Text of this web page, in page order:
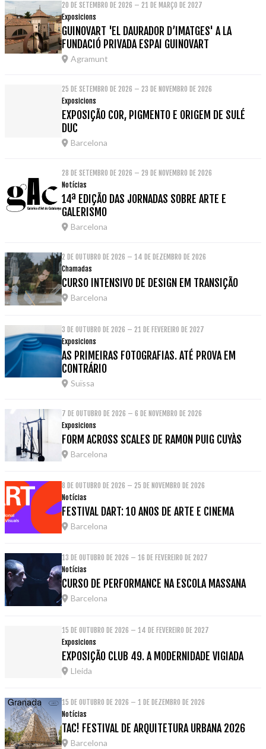
20 DE SETEMBRO DE 2026 – 21 DE MARÇO DE 2027
Exposicions
GUINOVART 'EL DAURADOR D’IMATGES' A LA
FUNDACIÓ PRIVADA ESPAI GUINOVART
Agramunt
25 DE SETEMBRO DE 2026 – 23 DE NOVEMBRO DE 2026
Exposicions
EXPOSIÇÃO COR, PIGMENTO E ORIGEM DE SULÉ
DUC
Barcelona
28 DE SETEMBRO DE 2026 – 29 DE NOVEMBRO DE 2026
Notícias
14ª EDIÇÃO DAS JORNADAS SOBRE ARTE E
GALERISMO
Barcelona
2 DE OUTUBRO DE 2026 – 14 DE DEZEMBRO DE 2026
Chamadas
CURSO INTENSIVO DE DESIGN EM TRANSIÇÃO
Barcelona
3 DE OUTUBRO DE 2026 – 21 DE FEVEREIRO DE 2027
Exposicions
AS PRIMEIRAS FOTOGRAFIAS. ATÉ PROVA EM
CONTRÁRIO
Suïssa
7 DE OUTUBRO DE 2026 – 6 DE NOVEMBRO DE 2026
Exposicions
FORM ACROSS SCALES DE RAMON PUIG CUYÀS
Barcelona
8 DE OUTUBRO DE 2026 – 25 DE NOVEMBRO DE 2026
Notícias
FESTIVAL DART: 10 ANOS DE ARTE E CINEMA
Barcelona
13 DE OUTUBRO DE 2026 – 16 DE FEVEREIRO DE 2027
Notícias
CURSO DE PERFORMANCE NA ESCOLA MASSANA
Barcelona
15 DE OUTUBRO DE 2026 – 14 DE FEVEREIRO DE 2027
Exposicions
EXPOSIÇÃO CLUB 49. A MODERNIDADE VIGIADA
Lleida
15 DE OUTUBRO DE 2026 – 1 DE DEZEMBRO DE 2026
Notícias
TAC! FESTIVAL DE ARQUITETURA URBANA 2026
Barcelona